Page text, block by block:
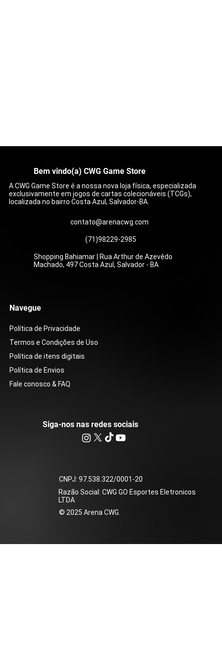
Bem vindo(a) CWG Game Store
A CWG Game Store é a nossa nova loja física, especializada
exclusivamente em jogos de cartas colecionáveis (TCGs),
localizada no bairro Costa Azul, Salvador-BA.
contato@arenacwg.com
(71)98229-2985
Shopping Bahiamar | Rua Arthur de Azevêdo
Machado, 497 Costa Azul, Salvador - BA
Navegue
Política de Privacidade
Termos e Condições de Uso
Política de itens digitais
Política de Envios
Fale conosco & FAQ
Siga-nos nas redes sociais
​CNPJ: 97.538.322/0001-20
Razão Social: CWG GO Esportes Eletronicos
LTDA
​© 2025 Arena CWG.